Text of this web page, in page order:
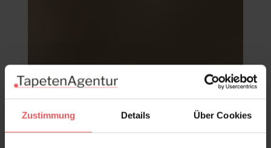
Zustimmung Details Über Cookies